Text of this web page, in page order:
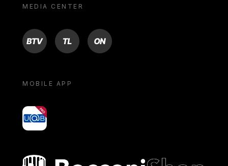
MEDIA CENTER
BTV TL ON
MOBILE APP
yoU@B
Bocconi shop